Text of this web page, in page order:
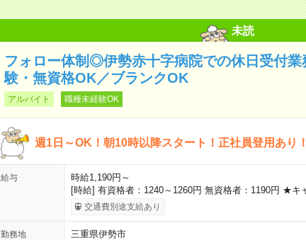
未読
フォロー体制◎伊勢赤十字病院での休日受付
験・無資格OK／ブランクOK
アルバイト 職種未経験OK
週1日～OK！朝10時以降スタート！正社員登用あり
給与
時給1,190円～
[時給] 有資格者：1240～1260円 無資格者：1190円 ★キ
交通費別途支給あり
勤務地
三重県伊勢市